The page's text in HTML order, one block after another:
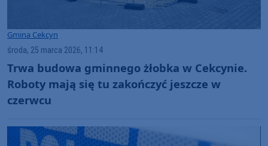
Gmina Cekcyn
środa, 25 marca 2026, 11:14
Trwa budowa gminnego żłobka w Cekcynie.
Roboty mają się tu zakończyć jeszcze w
czerwcu